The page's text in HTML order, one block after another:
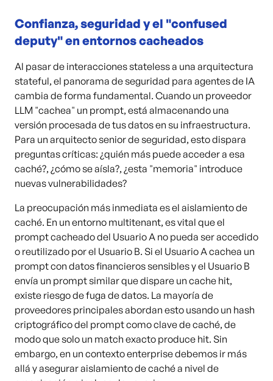
Confianza, seguridad y el "confused
deputy" en entornos cacheados
Al pasar de interacciones stateless a una arquitectura
stateful, el panorama de seguridad para agentes de IA
cambia de forma fundamental. Cuando un proveedor
LLM "cachea" un prompt, está almacenando una
versión procesada de tus datos en su infraestructura.
Para un arquitecto senior de seguridad, esto dispara
preguntas críticas: ¿quién más puede acceder a esa
caché?, ¿cómo se aísla?, ¿esta "memoria" introduce
nuevas vulnerabilidades?
La preocupación más inmediata es el aislamiento de
caché. En un entorno multitenant, es vital que el
prompt cacheado del Usuario A no pueda ser accedido
o reutilizado por el Usuario B. Si el Usuario A cachea un
prompt con datos financieros sensibles y el Usuario B
envía un prompt similar que dispare un cache hit,
existe riesgo de fuga de datos. La mayoría de
proveedores principales abordan esto usando un hash
criptográfico del prompt como clave de caché, de
modo que solo un match exacto produce hit. Sin
embargo, en un contexto enterprise debemos ir más
allá y asegurar aislamiento de caché a nivel de